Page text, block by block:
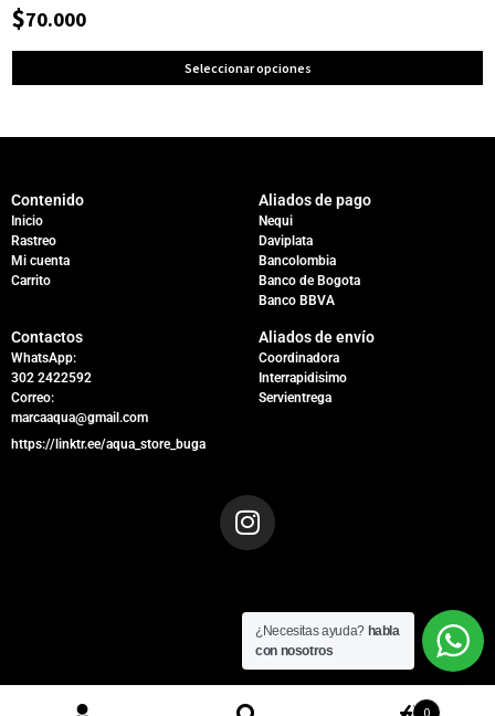
$70.000
Seleccionar opciones
Contenido
Inicio
Rastreo
Mi cuenta
Carrito
Aliados de pago
Nequi
Daviplata
Bancolombia
Banco de Bogota
Banco BBVA
Contactos
WhatsApp:
302 2422592
Correo:
marcaaqua@gmail.com
https://linktr.ee/aqua_store_buga
Aliados de envío
Coordinadora
Interrapidisimo
Servientrega
0
¿Necesitas ayuda? habla
con nosotros